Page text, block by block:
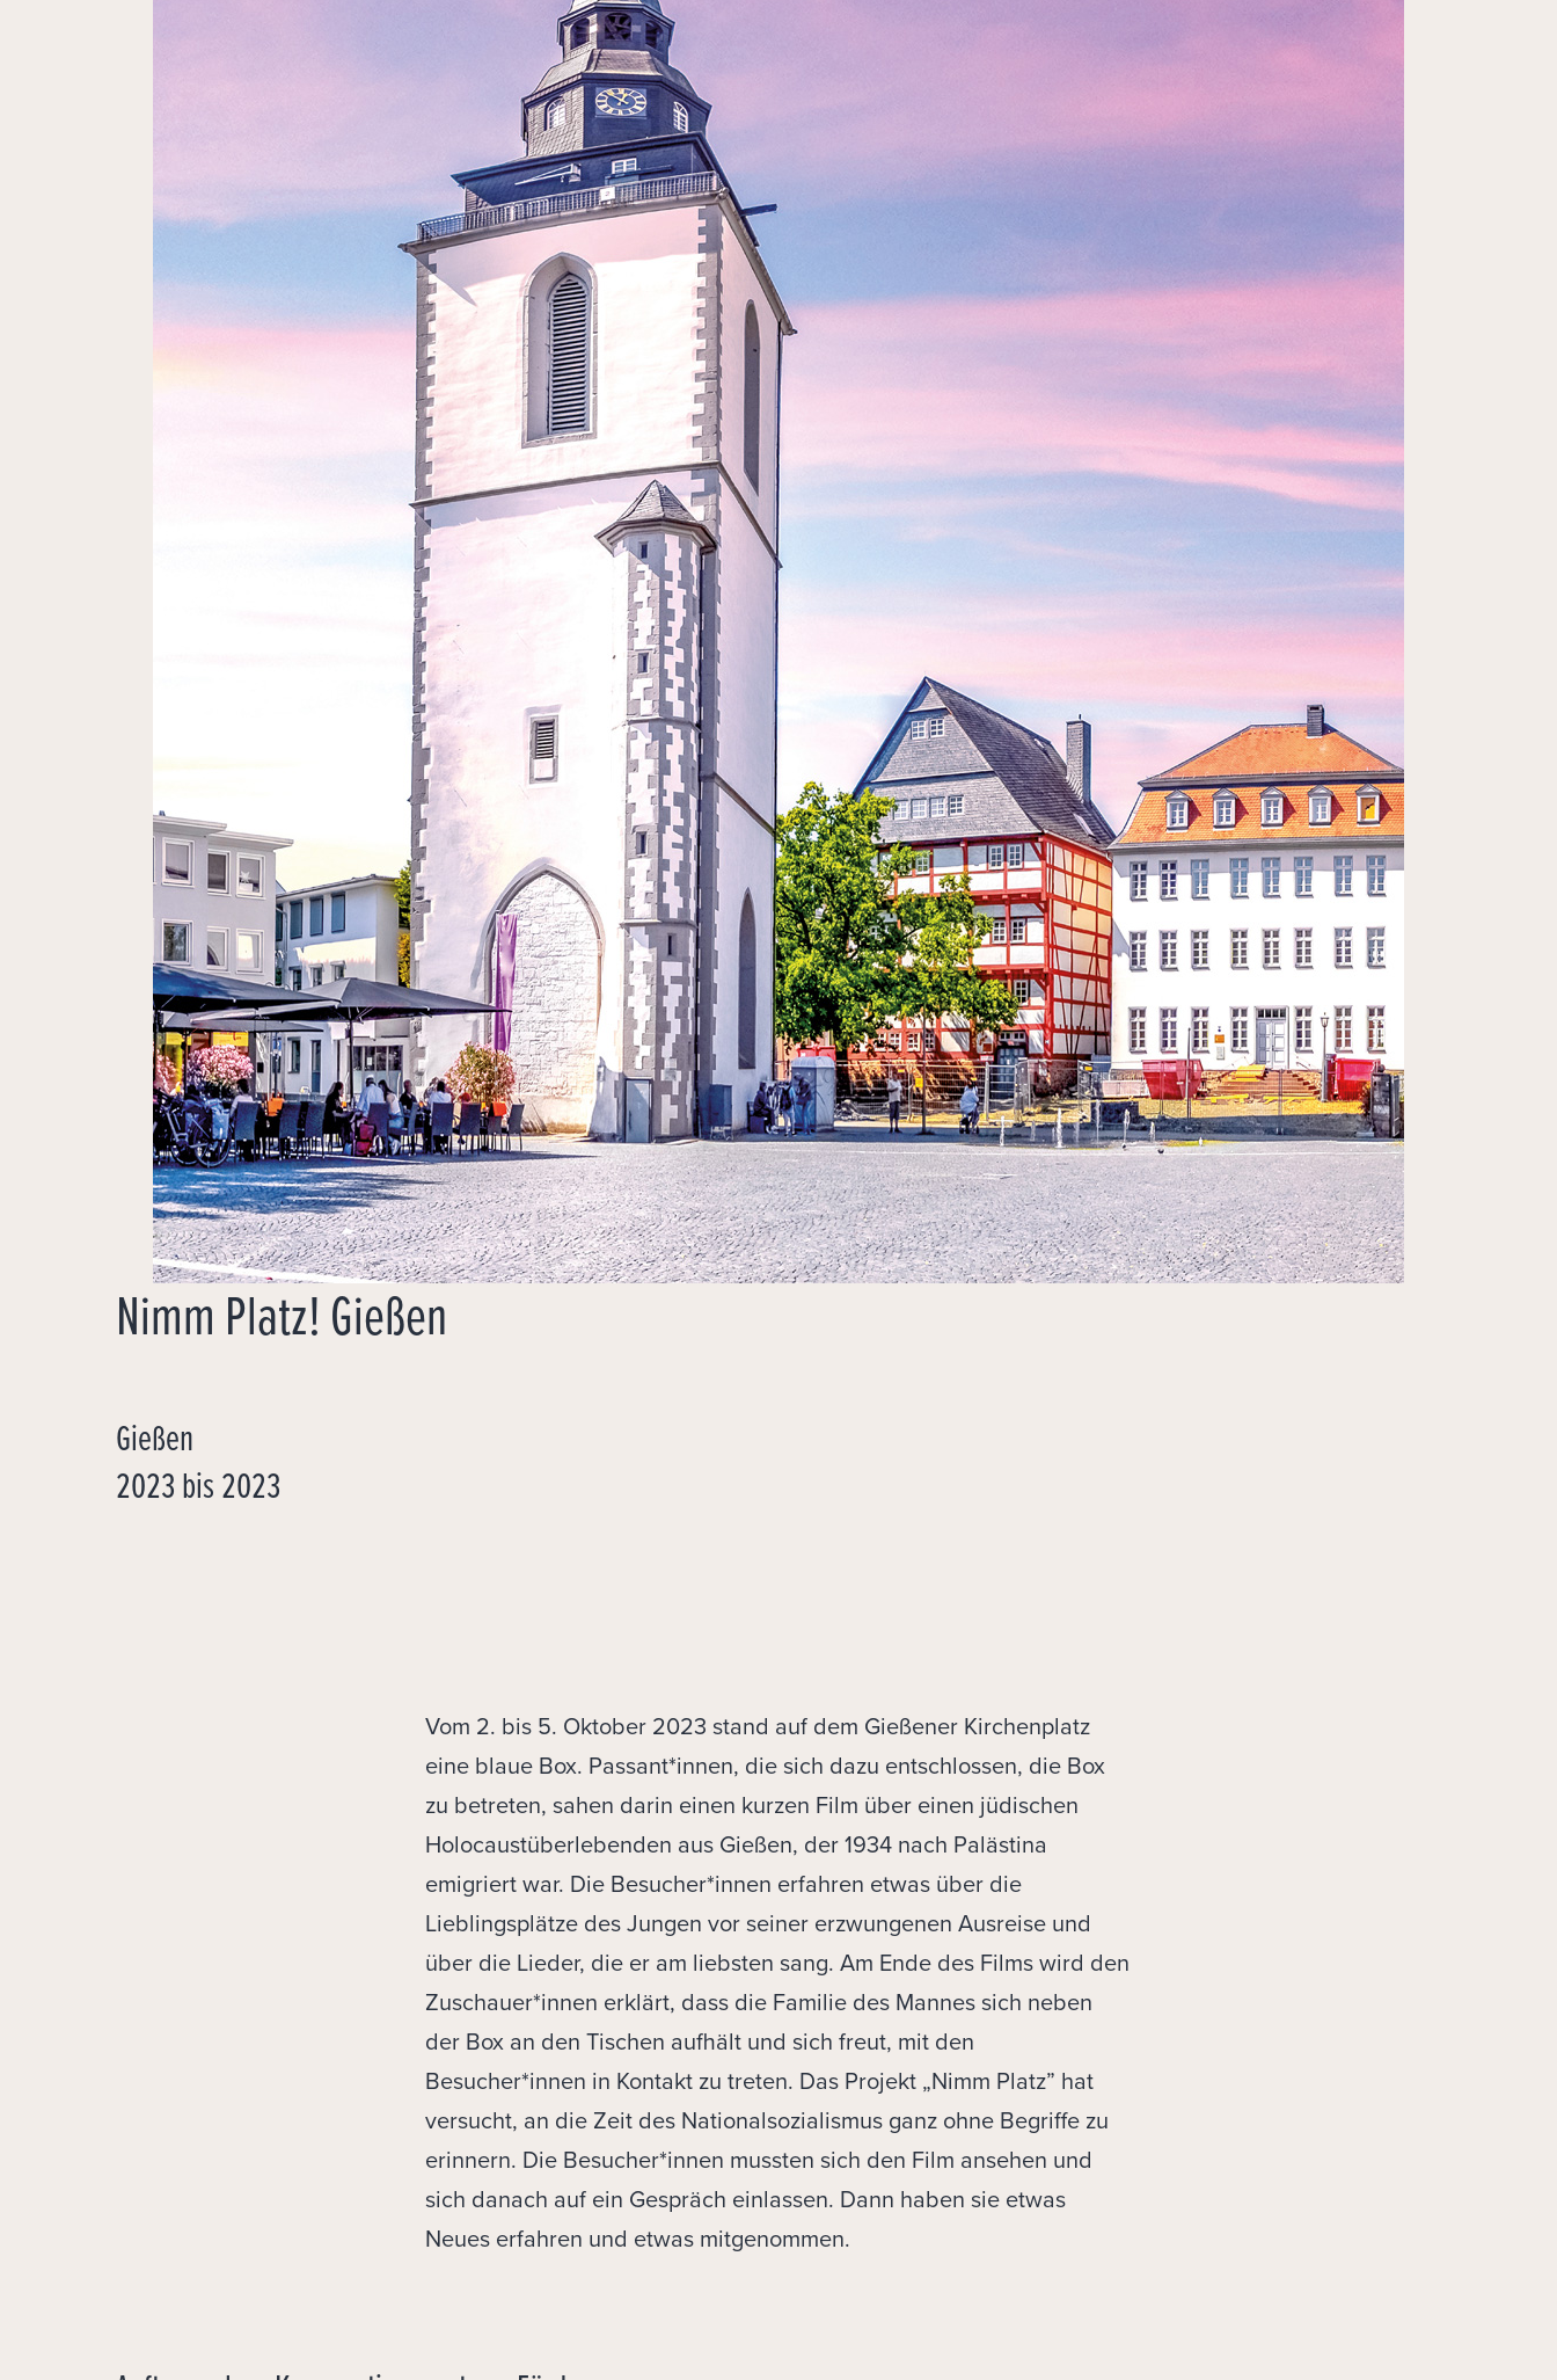
Nimm Platz! Gießen
Gießen
2023bis2023
Vom 2. bis 5. Oktober 2023 stand auf dem Gießener Kirchenplatz
eine blaue Box. Passant*innen, die sich dazu entschlossen, die Box
zu betreten, sahen darin einen kurzen Film über einen jüdischen
Holocaustüberlebenden aus Gießen, der 1934 nach Palästina
emigriert war. Die Besucher*innen erfahren etwas über die
Lieblingsplätze des Jungen vor seiner erzwungenen Ausreise und
über die Lieder, die er am liebsten sang. Am Ende des Films wird den
Zuschauer*innen erklärt, dass die Familie des Mannes sich neben
der Box an den Tischen aufhält und sich freut, mit den
Besucher*innen in Kontakt zu treten. Das Projekt „Nimm Platz” hat
versucht, an die Zeit des Nationalsozialismus ganz ohne Begriffe zu
erinnern. Die Besucher*innen mussten sich den Film ansehen und
sich danach auf ein Gespräch einlassen. Dann haben sie etwas
Neues erfahren und etwas mitgenommen.